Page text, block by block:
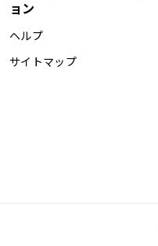
ョン
ヘルプ
サイトマップ